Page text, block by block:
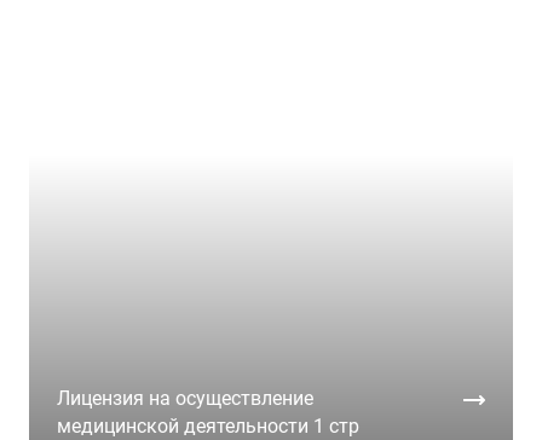
Лицензия на осуществление
медицинской деятельности 1 стр